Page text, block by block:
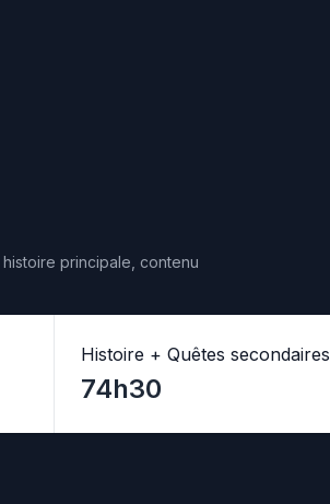
principale, contenu
Histoire + Quêtes secondaires
74h30